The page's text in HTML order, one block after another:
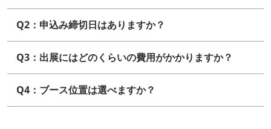
Q2：申込み締切日はありますか？
Q3：出展にはどのくらいの費用がかかりますか？
Q4：ブース位置は選べますか？